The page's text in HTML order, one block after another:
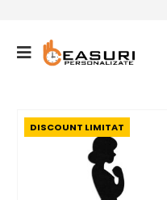
DISCOUNT LIMITAT